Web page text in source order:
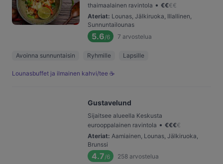
thaimaalainen ravintola • €€€€
Ateriat: Lounas, Jälkiruoka, Illallinen,
Sunnuntailounas
5.6/6 7 arvostelua
Avoinna sunnuntaisin Ryhmille Lapsille
Lounasbuffet ja ilmainen kahvi/tee ☕️
Gustavelund
Sijaitsee alueella Keskusta
eurooppalainen ravintola • €€€€
Ateriat: Aamiainen, Lounas, Jälkiruoka,
Brunssi
4.7/6 258 arvostelua